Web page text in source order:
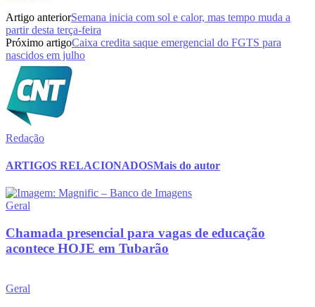
Artigo anteriorSemana inicia com sol e calor, mas tempo muda a
partir desta terça-feira
Próximo artigoCaixa credita saque emergencial do FGTS para
nascidos em julho
Redação
ARTIGOS RELACIONADOSMais do autor
Geral
Chamada presencial para vagas de educação
acontece HOJE em Tubarão
Geral